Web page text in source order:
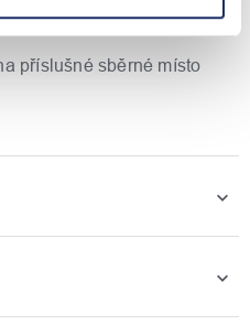
příslušné sběrné místo